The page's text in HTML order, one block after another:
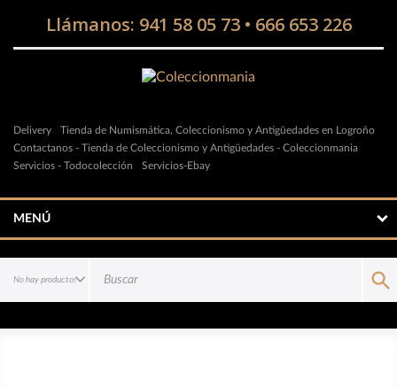
Llámanos: 941 58 05 73• 666 653 226
Delivery
Tienda de Numismática, Coleccionismo y Antigüedades en Logroño
Contactanos - Tienda de Coleccionismo y Antigüedades - Coleccionmania
Servicios - Todocolección
Servicios-Ebay
MENÚ
